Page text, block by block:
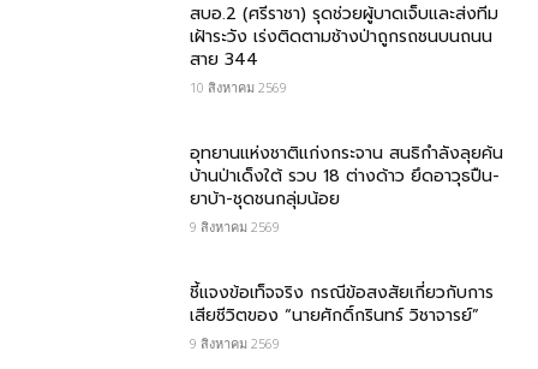
สบอ.2 (ศรีราชา) รุดช่วยผู้บาดเจ็บและส่งทีม
เฝ้าระวัง เร่งติดตามช้างป่าถูกรถชนบนถนน
สาย 344
10 สิงหาคม 2569
อุทยานแห่งชาติแก่งกระจาน สนธิกำลังลุยค้น
บ้านป่าเด็งใต้ รวบ 18 ต่างด้าว ยึดอาวุธปืน-
ยาบ้า-ชุดชนกลุ่มน้อย
9 สิงหาคม 2569
ชี้แจงข้อเท็จจริง กรณีข้อสงสัยเกี่ยวกับการ
เสียชีวิตของ “นายศักดิ์กรินทร์ วิชาจารย์”
9 สิงหาคม 2569